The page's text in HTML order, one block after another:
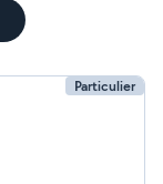
Particulier